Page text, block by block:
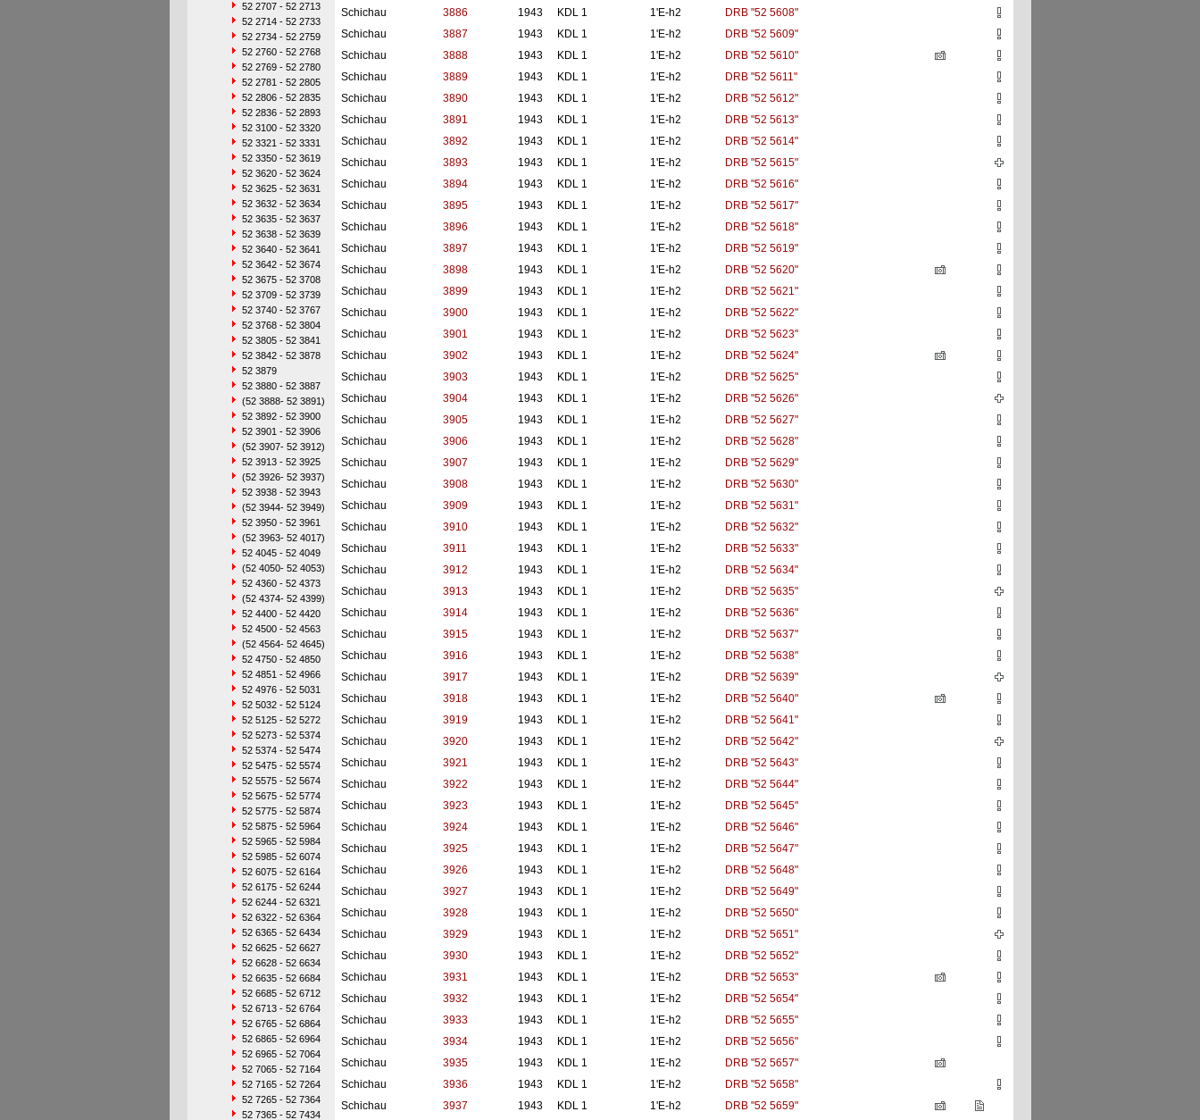
52 2707 - 52 2713
52 2714 - 52 2733
52 2734 - 52 2759
52 2760 - 52 2768
52 2769 - 52 2780
52 2781 - 52 2805
52 2806 - 52 2835
52 2836 - 52 2893
52 3100 - 52 3320
52 3321 - 52 3331
52 3350 - 52 3619
52 3620 - 52 3624
52 3625 - 52 3631
52 3632 - 52 3634
52 3635 - 52 3637
52 3638 - 52 3639
52 3640 - 52 3641
52 3642 - 52 3674
52 3675 - 52 3708
52 3709 - 52 3739
52 3740 - 52 3767
52 3768 - 52 3804
52 3805 - 52 3841
52 3842 - 52 3878
52 3879
52 3880 - 52 3887
(52 3888- 52 3891)
52 3892 - 52 3900
52 3901 - 52 3906
(52 3907- 52 3912)
52 3913 - 52 3925
(52 3926- 52 3937)
52 3938 - 52 3943
(52 3944- 52 3949)
52 3950 - 52 3961
(52 3963- 52 4017)
52 4045 - 52 4049
(52 4050- 52 4053)
52 4360 - 52 4373
(52 4374- 52 4399)
52 4400 - 52 4420
52 4500 - 52 4563
(52 4564- 52 4645)
52 4750 - 52 4850
52 4851 - 52 4966
52 4976 - 52 5031
52 5032 - 52 5124
52 5125 - 52 5272
52 5273 - 52 5374
52 5374 - 52 5474
52 5475 - 52 5574
52 5575 - 52 5674
52 5675 - 52 5774
52 5775 - 52 5874
52 5875 - 52 5964
52 5965 - 52 5984
52 5985 - 52 6074
52 6075 - 52 6164
52 6175 - 52 6244
52 6244 - 52 6321
52 6322 - 52 6364
52 6365 - 52 6434
52 6625 - 52 6627
52 6628 - 52 6634
52 6635 - 52 6684
52 6685 - 52 6712
52 6713 - 52 6764
52 6765 - 52 6864
52 6865 - 52 6964
52 6965 - 52 7064
52 7065 - 52 7164
52 7165 - 52 7264
52 7265 - 52 7364
52 7365 - 52 7434
Schichau
3886 1943 KDL 1 1'E-h2
DRB "52 5608"
Schichau
3887 1943 KDL 1 1'E-h2
DRB "52 5609"
Schichau
3888 1943 KDL 1 1'E-h2
DRB "52 5610"
Schichau
3889 1943 KDL 1 1'E-h2
DRB "52 5611"
Schichau
3890 1943 KDL 1 1'E-h2
DRB "52 5612"
Schichau
3891 1943 KDL 1 1'E-h2
DRB "52 5613"
Schichau
3892 1943 KDL 1 1'E-h2
DRB "52 5614"
Schichau
3893 1943 KDL 1 1'E-h2
DRB "52 5615"
Schichau
3894 1943 KDL 1 1'E-h2
DRB "52 5616"
Schichau
3895 1943 KDL 1 1'E-h2
DRB "52 5617"
Schichau
3896 1943 KDL 1 1'E-h2
DRB "52 5618"
Schichau
3897 1943 KDL 1 1'E-h2
DRB "52 5619"
Schichau
3898 1943 KDL 1 1'E-h2
DRB "52 5620"
Schichau
3899 1943 KDL 1 1'E-h2
DRB "52 5621"
Schichau
3900 1943 KDL 1 1'E-h2
DRB "52 5622"
Schichau
3901 1943 KDL 1 1'E-h2
DRB "52 5623"
Schichau
3902 1943 KDL 1 1'E-h2
DRB "52 5624"
Schichau
3903 1943 KDL 1 1'E-h2
DRB "52 5625"
Schichau
3904 1943 KDL 1 1'E-h2
DRB "52 5626"
Schichau
3905 1943 KDL 1 1'E-h2
DRB "52 5627"
Schichau
3906 1943 KDL 1 1'E-h2
DRB "52 5628"
Schichau
3907 1943 KDL 1 1'E-h2
DRB "52 5629"
Schichau
3908 1943 KDL 1 1'E-h2
DRB "52 5630"
Schichau
3909 1943 KDL 1 1'E-h2
DRB "52 5631"
Schichau
3910 1943 KDL 1 1'E-h2
DRB "52 5632"
Schichau
3911 1943 KDL 1 1'E-h2
DRB "52 5633"
Schichau
3912 1943 KDL 1 1'E-h2
DRB "52 5634"
Schichau
3913 1943 KDL 1 1'E-h2
DRB "52 5635"
Schichau
3914 1943 KDL 1 1'E-h2
DRB "52 5636"
Schichau
3915 1943 KDL 1 1'E-h2
DRB "52 5637"
Schichau
3916 1943 KDL 1 1'E-h2
DRB "52 5638"
Schichau
3917 1943 KDL 1 1'E-h2
DRB "52 5639"
Schichau
3918 1943 KDL 1 1'E-h2
DRB "52 5640"
Schichau
3919 1943 KDL 1 1'E-h2
DRB "52 5641"
Schichau
3920 1943 KDL 1 1'E-h2
DRB "52 5642"
Schichau
3921 1943 KDL 1 1'E-h2
DRB "52 5643"
Schichau
3922 1943 KDL 1 1'E-h2
DRB "52 5644"
Schichau
3923 1943 KDL 1 1'E-h2
DRB "52 5645"
Schichau
3924 1943 KDL 1 1'E-h2
DRB "52 5646"
Schichau
3925 1943 KDL 1 1'E-h2
DRB "52 5647"
Schichau
3926 1943 KDL 1 1'E-h2
DRB "52 5648"
Schichau
3927 1943 KDL 1 1'E-h2
DRB "52 5649"
Schichau
3928 1943 KDL 1 1'E-h2
DRB "52 5650"
Schichau
3929 1943 KDL 1 1'E-h2
DRB "52 5651"
Schichau
3930 1943 KDL 1 1'E-h2
DRB "52 5652"
Schichau
3931 1943 KDL 1 1'E-h2
DRB "52 5653"
Schichau
3932 1943 KDL 1 1'E-h2
DRB "52 5654"
Schichau
3933 1943 KDL 1 1'E-h2
DRB "52 5655"
Schichau
3934 1943 KDL 1 1'E-h2
DRB "52 5656"
Schichau
3935 1943 KDL 1 1'E-h2
DRB "52 5657"
Schichau
3936 1943 KDL 1 1'E-h2
DRB "52 5658"
Schichau
3937 1943 KDL 1 1'E-h2 DRB "52 5659"